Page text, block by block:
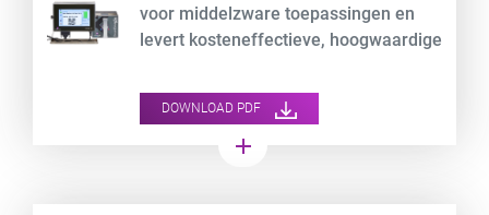
voor middelzware toepassingen en
levert kosteneffectieve, hoogwaardige
folieverpakkingen, terwijl uw OEE-
gegevens worden bijgehouden.
DOWNLOAD PDF
add